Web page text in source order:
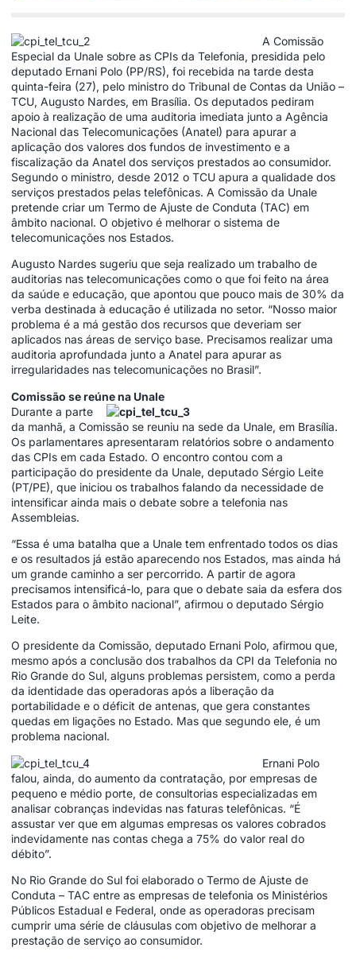
A Comissão
Especial da Unale sobre as CPIs da Telefonia, presidida pelo
deputado Ernani Polo (PP/RS), foi recebida na tarde desta
quinta-feira (27), pelo ministro do Tribunal de Contas da União –
TCU, Augusto Nardes, em Brasília. Os deputados pediram
apoio à realização de uma auditoria imediata junto a Agência
Nacional das Telecomunicações (Anatel) para apurar a
aplicação dos valores dos fundos de investimento e a
fiscalização da Anatel dos serviços prestados ao consumidor.
Segundo o ministro, desde 2012 o TCU apura a qualidade dos
serviços prestados pelas telefônicas. A Comissão da Unale
pretende criar um Termo de Ajuste de Conduta (TAC) em
âmbito nacional. O objetivo é melhorar o sistema de
telecomunicações nos Estados.
Augusto Nardes sugeriu que seja realizado um trabalho de
auditorias nas telecomunicações como o que foi feito na área
da saúde e educação, que apontou que pouco mais de 30% da
verba destinada à educação é utilizada no setor. “Nosso maior
problema é a má gestão dos recursos que deveriam ser
aplicados nas áreas de serviço base. Precisamos realizar uma
auditoria aprofundada junto a Anatel para apurar as
irregularidades nas telecomunicações no Brasil”.
Comissão se reúne na Unale
Durante a parte
da manhã, a Comissão se reuniu na sede da Unale, em Brasília.
Os parlamentares apresentaram relatórios sobre o andamento
das CPIs em cada Estado. O encontro contou com a
participação do presidente da Unale, deputado Sérgio Leite
(PT/PE), que iniciou os trabalhos falando da necessidade de
intensificar ainda mais o debate sobre a telefonia nas
Assembleias.
“Essa é uma batalha que a Unale tem enfrentado todos os dias
e os resultados já estão aparecendo nos Estados, mas ainda há
um grande caminho a ser percorrido. A partir de agora
precisamos intensificá-lo, para que o debate saia da esfera dos
Estados para o âmbito nacional”, afirmou o deputado Sérgio
Leite.
O presidente da Comissão, deputado Ernani Polo, afirmou que,
mesmo após a conclusão dos trabalhos da CPI da Telefonia no
Rio Grande do Sul, alguns problemas persistem, como a perda
da identidade das operadoras após a liberação da
portabilidade e o déficit de antenas, que gera constantes
quedas em ligações no Estado. Mas que segundo ele, é um
problema nacional.
Ernani Polo
falou, ainda, do aumento da contratação, por empresas de
pequeno e médio porte, de consultorias especializadas em
analisar cobranças indevidas nas faturas telefônicas. “É
assustar ver que em algumas empresas os valores cobrados
indevidamente nas contas chega a 75% do valor real do
débito”.
No Rio Grande do Sul foi elaborado o Termo de Ajuste de
Conduta – TAC entre as empresas de telefonia os Ministérios
Públicos Estadual e Federal, onde as operadoras precisam
cumprir uma série de cláusulas com objetivo de melhorar a
prestação de serviço ao consumidor.